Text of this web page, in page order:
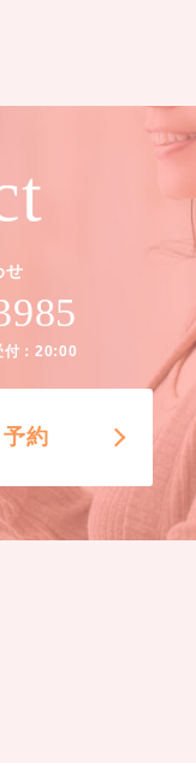
せ
：20:00
約